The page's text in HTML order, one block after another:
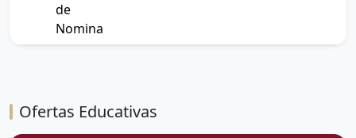
de
Nomina
Ofertas Educativas